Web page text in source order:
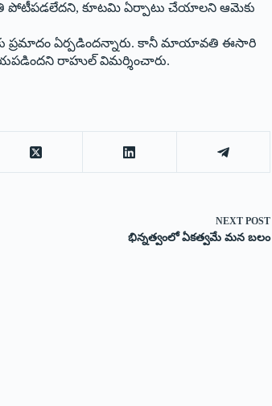
పోటీపడలేదని, కూటమి ఏర్పాటు చేయాలని ఆమెకు
ప్రమాదం ఏర్పడిందన్నారు. కానీ మాయావతి ఈసారి
రాహుల్‌ ‌విమర్శించారు.
NEXTPOST
భిన్నత్వంలో ఏకత్వమే మన బలం